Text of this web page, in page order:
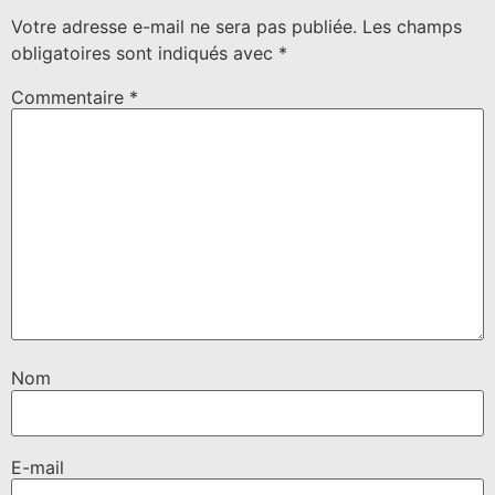
Votre adresse e-mail ne sera pas publiée. Les champs
obligatoires sont indiqués avec *
Commentaire *
Nom
E-mail